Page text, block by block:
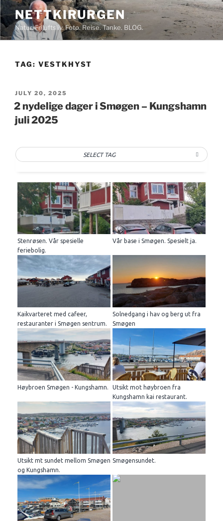
Skip
to
content
NETTKIRURGEN
Natur. Friluftsliv. Foto. Reise. Tanke. BLOG.
TAG: VESTKHYST
POSTED
ON
JULY 20, 2025
2 nydelige dager i Smøgen – Kungshamn
juli 2025
SELECT TAG
Stenrøsen. Vår spesielle
feriebolig.
Vår base i Smøgen. Spesielt ja.
Kaikvarteret med cafeer,
restauranter i Smøgen sentrum.
Solnedgang i hav og berg ut fra
Smøgen
Høybroen Smøgen - Kungshamn.
Utsikt mot høybroen fra
Kungshamn kai restaurant.
Utsikt mt sundet mellom Smøgen
og Kungshamn.
Smøgensundet.